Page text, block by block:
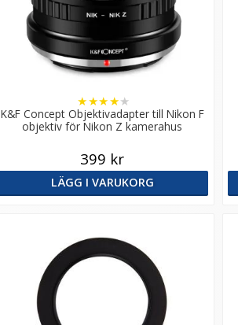
K&F Concept Objektivadapter till Nikon F
objektiv för Nikon Z kamerahus
★★★★★
399 kr
LÄGG I VARUKORG